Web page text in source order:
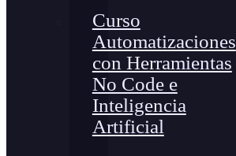
Curso
Automatizaciones
con Herramientas
No Code e
Inteligencia
Artificial